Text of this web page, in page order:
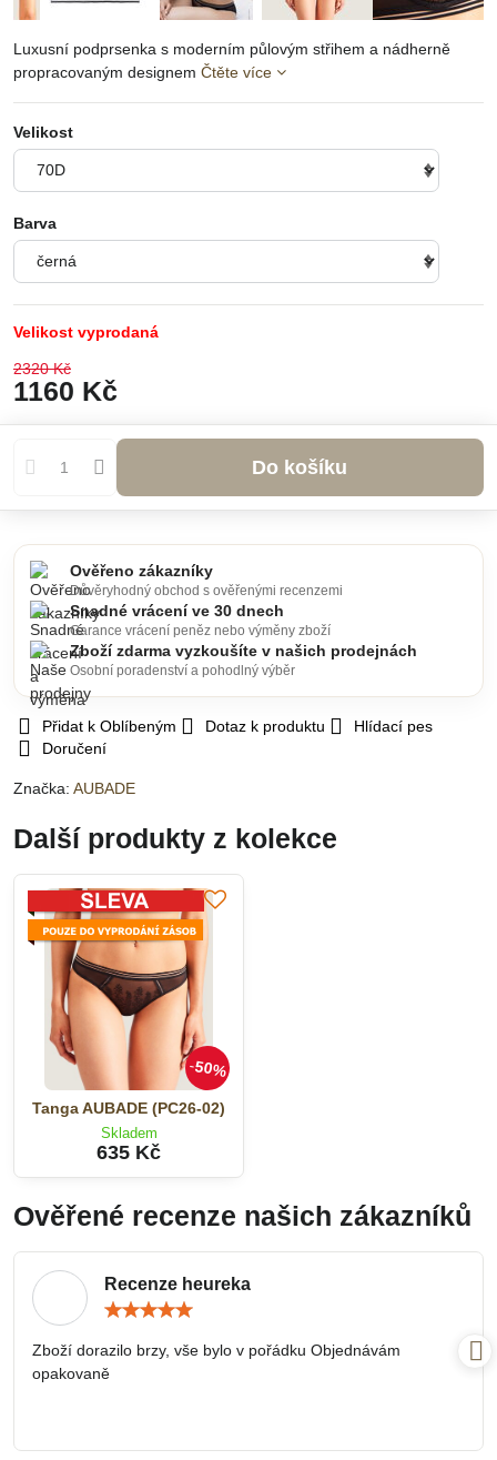
Luxusní podprsenka s moderním půlovým střihem a nádherně
propracovaným designem Čtěte více
Velikost
Barva
Velikost vyprodaná
2320 Kč
1160 Kč
Do košíku
Přidat k Oblíbeným Dotaz k produktu
Hlídací pes
Doručení
Značka: AUBADE
Ověřeno zákazníky
Důvěryhodný obchod s ověřenými recenzemi
Snadné vrácení ve 30 dnech
Garance vrácení peněz nebo výměny zboží
Zboží zdarma vyzkoušíte v našich prodejnách
Osobní poradenství a pohodlný výběr
Další produkty z kolekce
50%
Tanga AUBADE (PC26-02)
Skladem
635 Kč
Ověřené recenze našich zákazníků
Recenze heureka
5
Zboží dorazilo brzy, vše bylo v pořádku Objednávám
opakovaně